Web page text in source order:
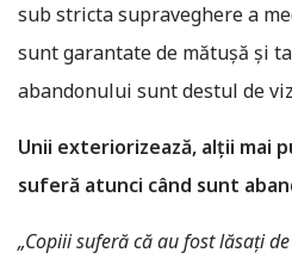
sub stricta supraveghere a
sunt garantate de mătușă și
abandonului sunt destul de
Unii exteriorizează, alţii mai
suferă atunci când sunt
„Copiii suferă că au fost lăsați